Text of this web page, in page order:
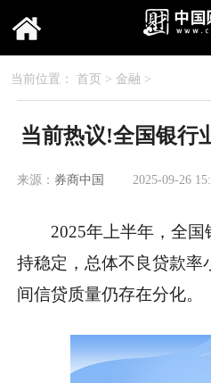
当前位置： 首页 > 金融 >
当前热议!全国银行
来源： 券商中国 2025-09-26
2025年上半年，全
持稳定，总体不良贷款率
间信贷质量仍存在分化。